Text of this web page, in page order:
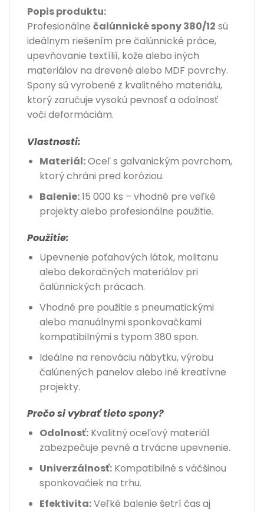
Popis produktu:
Profesionálne čalúnnické spony 380/12 sú
ideálnym riešením pre čalúnnické práce,
upevňovanie textílií, kože alebo iných
materiálov na drevené alebo MDF povrchy.
Spony sú vyrobené z kvalitného materiálu,
ktorý zaručuje vysokú pevnosť a odolnosť
voči deformáciám.
Vlastnosti:
Materiál:Oceľ s galvanickým povrchom,
ktorý chráni pred koróziou.
Balenie:15 000 ks – vhodné pre veľké
projekty alebo profesionálne použitie.
Použitie:
Upevnenie poťahových látok, molitanu
alebo dekoračných materiálov pri
čalúnnických prácach.
Vhodné pre použitie s pneumatickými
alebo manuálnymi sponkovačkami
kompatibilnými s typom 380 spon.
Ideálne na renováciu nábytku, výrobu
čalúnených panelov alebo iné kreatívne
projekty.
Prečo si vybrať tieto spony?
Odolnosť:Kvalitný oceľový materiál
zabezpečuje pevné a trvácne upevnenie.
Univerzálnosť:Kompatibilné s väčšinou
sponkovačiek na trhu.
Efektivita:Veľké balenie šetrí čas aj